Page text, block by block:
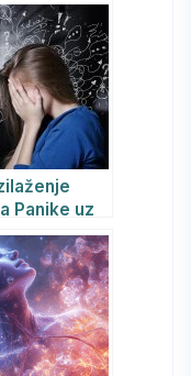
Panike uz
REKBT